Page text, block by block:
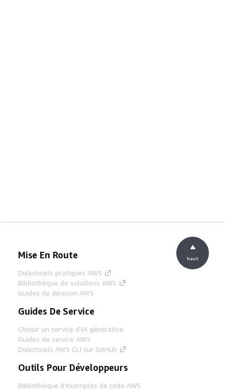
Mise En Route
Didacticiels pratiques AWS
Bibliothèque de solutions AWS
Guides de décision AWS
Guides De Service
Choisir un service d'IA générative
Guides de service AWS
Didacticiels AWS CLI sur GitHub
Outils Pour Développeurs
Bibliothèque d'exemples de code AWS
haut